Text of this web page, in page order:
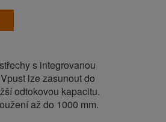
s integrovanou
lze zasunout do
odtokovou kapacitu.
až do 1000 mm.